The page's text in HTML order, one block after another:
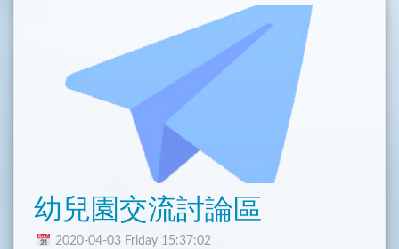
幼兒園交流討論區
2020-04-03 Friday 15:37:02